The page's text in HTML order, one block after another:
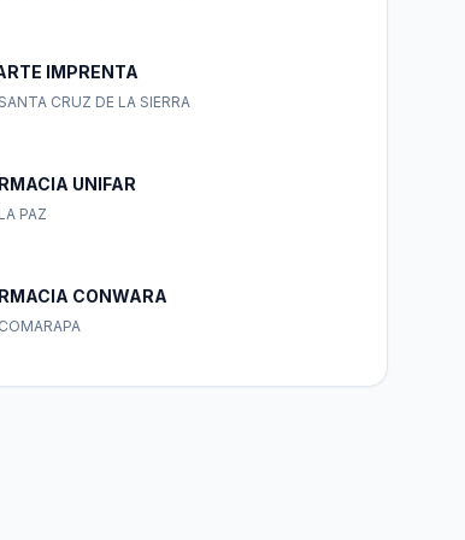
IMPRENTA
SANTA CRUZ DE LA SIERRA
UNIFAR
LA PAZ
CONWARA
COMARAPA